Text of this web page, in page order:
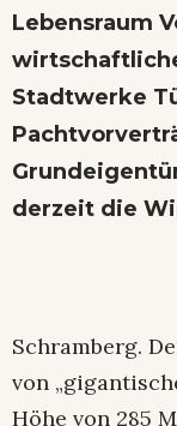
Lebensraum
Stadtwerke
derzeit die
Schramberg.
von
Höhe von 285